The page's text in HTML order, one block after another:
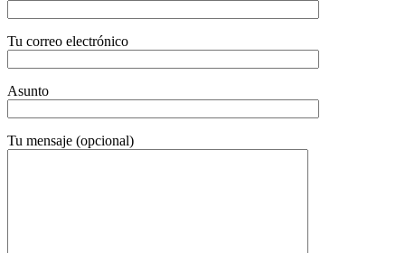
Tu correo electrónico
Asunto
Tu mensaje (opcional)